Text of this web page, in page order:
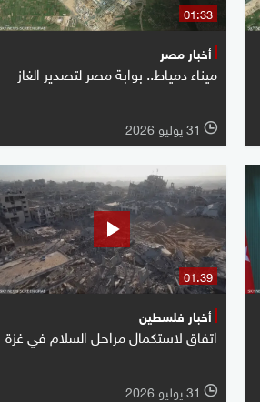
01:33
أخبار مصر
ميناء دمياط.. بوابة مصر لتصدير الغاز
l 31 يوليو 2026
01:39
أخبار فلسطين
اتفاق لاستكمال مراحل السلام في غزة
l 31 يوليو 2026